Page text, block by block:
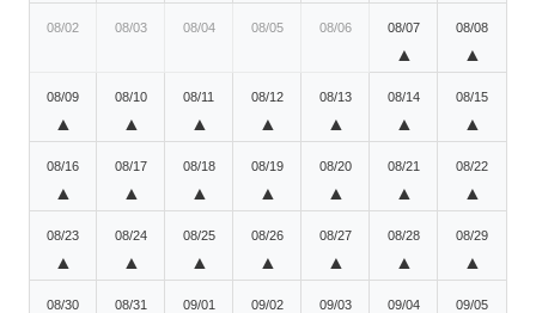
08/02 08/03 08/04 08/05 08/06 08/07
▲
08/08
▲
08/09
▲
08/10
▲
08/11
▲
08/12
▲
08/13
▲
08/14
▲
08/15
▲
08/16
▲
08/17
▲
08/18
▲
08/19
▲
08/20
▲
08/21
▲
08/22
▲
08/23
▲
08/24
▲
08/25
▲
08/26
▲
08/27
▲
08/28
▲
08/29
▲
08/30 08/31 09/01 09/02 09/03 09/04 09/05